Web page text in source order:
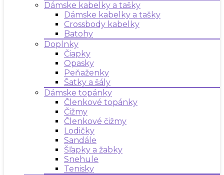
Dámske kabelky a tašky
Dámske kabelky a tašky
Crossbody kabelky
Batohy
Doplnky
Čiapky
Opasky
Peňaženky
Šatky a šály
Dámske topánky
Členkové topánky
Čižmy
Členkové čižmy
Lodičky
Sandále
Šľapky a žabky
Snehule
Tenisky